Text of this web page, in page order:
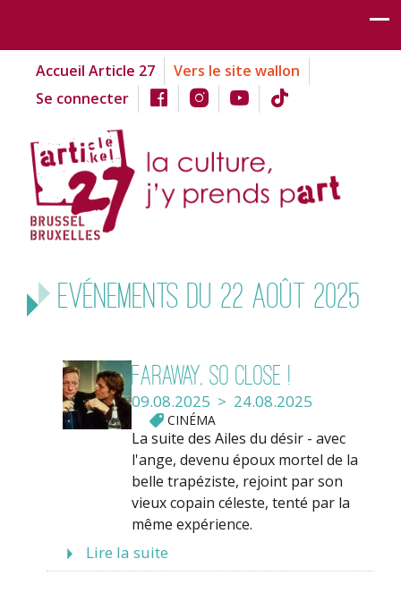
Accueil Article 27
Vers le site wallon
Se connecter
Evénements du 22 août 2025
Faraway, So close !
09.08.2025 > 24.08.2025
CINÉMA
La suite des Ailes du désir - avec
l'ange, devenu époux mortel de la
belle trapéziste, rejoint par son
vieux copain céleste, tenté par la
même expérience.
Lire la suite